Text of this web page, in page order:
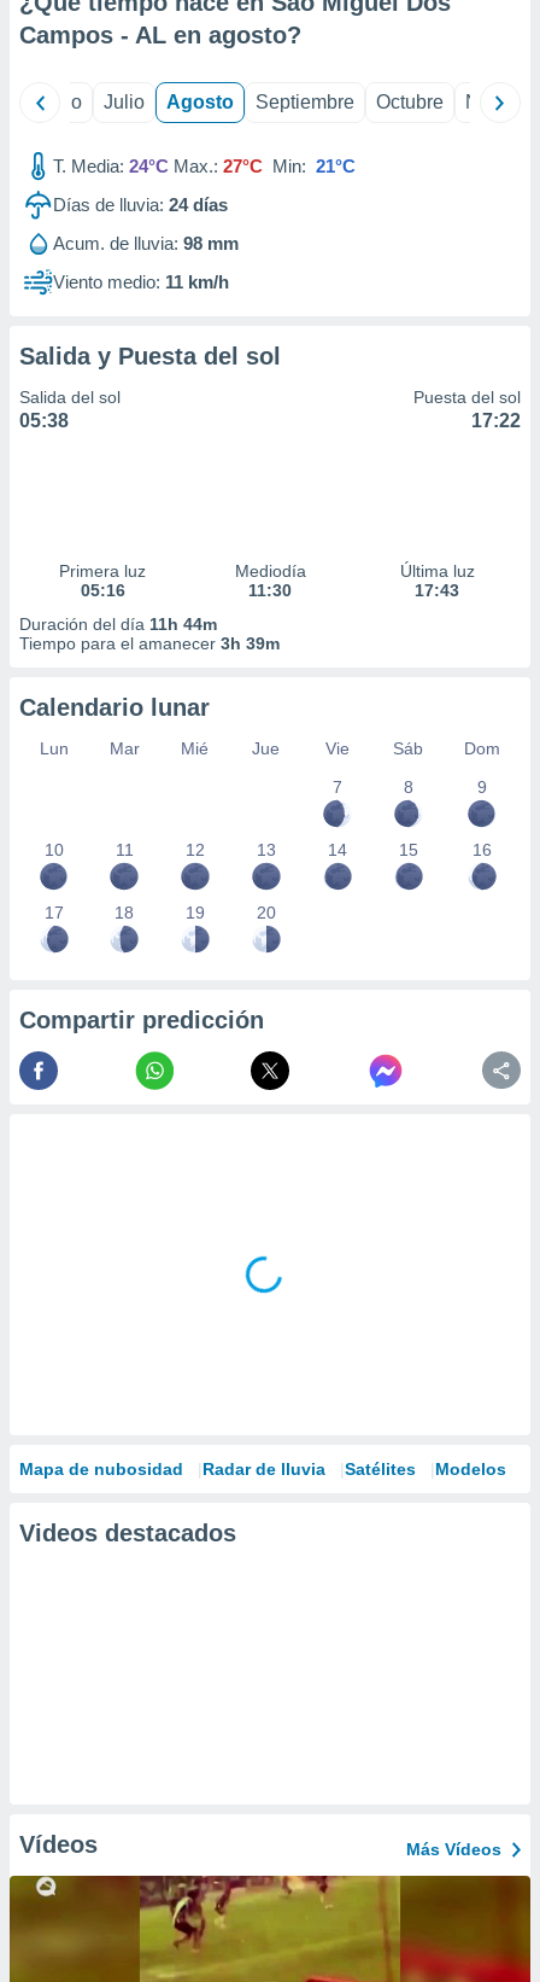
e
publicidad
publicidad
de
Campos - AL en agosto?
Junio Julio Agosto Septiembre Octubre
T. Media: 24°C Max.: 27°C Min: 21°C
Días de lluvia: 24días
Acum. de lluvia: 98 mm
Viento medio: 11 km/h
Salida y Puesta del sol
Salida del sol
05:38
Puesta del sol
17:22
Primera luz
05:16
Mediodía
11:30
Última luz
17:43
Duración del día 11h 44m
Tiempo para el amanecer 3h 39m
Calendario lunar
Lun Mar Mié Jue Vie Sáb
Dom
7
8 9
10 11 12 13 14 15 16
17 18 19 20
Compartir predicción
Mapa de nubosidad Radar de lluvia Satélites Modelos
Videos destacados
Vídeos Más Vídeos